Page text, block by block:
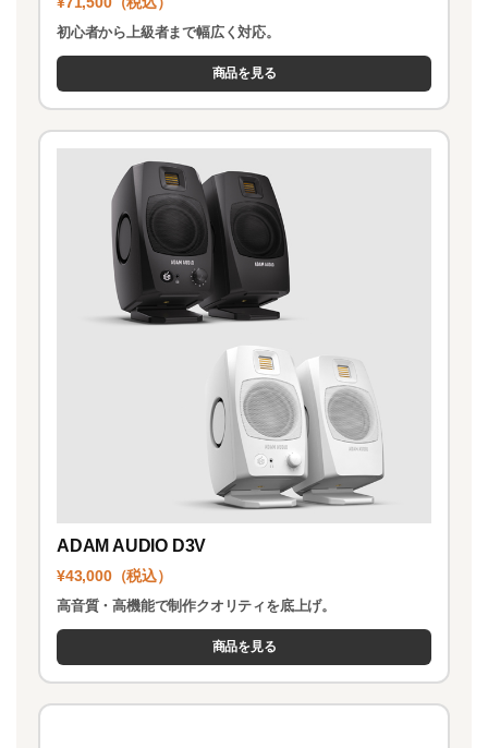
初心者から上級者まで幅広く対応。
商品を見る
ADAM AUDIO D3V
¥43,000（税込）
高音質・高機能で制作クオリティを底上げ。
商品を見る